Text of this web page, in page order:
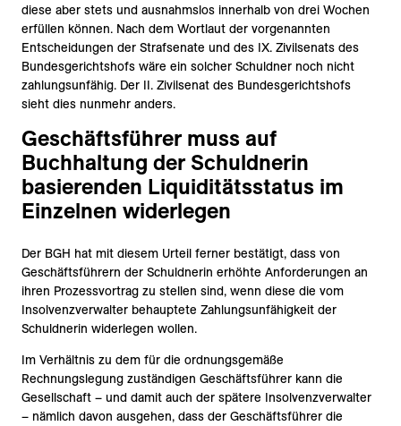
diese aber stets und ausnahmslos innerhalb von drei Wochen
erfüllen können. Nach dem Wortlaut der vorgenannten
Entscheidungen der Strafsenate und des IX. Zivilsenats des
Bundesgerichtshofs wäre ein solcher Schuldner noch nicht
zahlungsunfähig. Der II. Zivilsenat des Bundesgerichtshofs
sieht dies nunmehr anders.
Geschäftsführer muss auf
Buchhaltung der Schuldnerin
basierenden Liquiditätsstatus im
Einzelnen widerlegen
Der BGH hat mit diesem Urteil ferner bestätigt, dass von
Geschäftsführern der Schuldnerin erhöhte Anforderungen an
ihren Prozessvortrag zu stellen sind, wenn diese die vom
Insolvenzverwalter behauptete Zahlungsunfähigkeit der
Schuldnerin widerlegen wollen.
Im Verhältnis zu dem für die ordnungsgemäße
Rechnungslegung zuständigen Geschäftsführer kann die
Gesellschaft – und damit auch der spätere Insolvenzverwalter
– nämlich davon ausgehen, dass der Geschäftsführer die